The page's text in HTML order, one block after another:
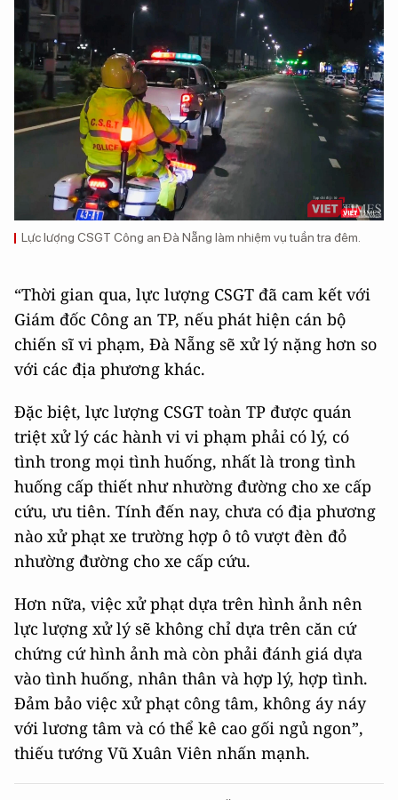
Lực lượng CSGT Công an Đà Nẵng làm nhiệm vụ tuần tra đêm.
“Thời gian qua, lực lượng CSGT đã cam kết với
Giám đốc Công an TP, nếu phát hiện cán bộ
chiến sĩ vi phạm, Đà Nẵng sẽ xử lý nặng hơn so
với các địa phương khác.
Đặc biệt, lực lượng CSGT toàn TP được quán
triệt xử lý các hành vi vi phạm phải có lý, có
tình trong mọi tình huống, nhất là trong tình
huống cấp thiết như nhường đường cho xe cấp
cứu, ưu tiên. Tính đến nay, chưa có địa phương
nào xử phạt xe trường hợp ô tô vượt đèn đỏ
nhường đường cho xe cấp cứu.
Hơn nữa, việc xử phạt dựa trên hình ảnh nên
lực lượng xử lý sẽ không chỉ dựa trên căn cứ
chứng cứ hình ảnh mà còn phải đánh giá dựa
vào tình huống, nhân thân và hợp lý, hợp tình.
Đảm bảo việc xử phạt công tâm, không áy náy
với lương tâm và có thể kê cao gối ngủ ngon”,
thiếu tướng Vũ Xuân Viên nhấn mạnh.